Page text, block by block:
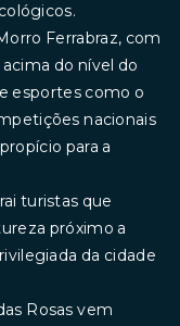
Ferrabraz, com
do nível do
esportes como o
nacionais
para a
turistas que
próximo a
da cidade
Rosas vem